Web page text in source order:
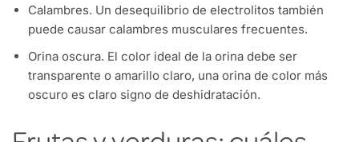
Calambres. Un desequilibrio de electrolitos también
puede causar calambres musculares frecuentes.
Orina oscura. El color ideal de la orina debe ser
transparente o amarillo claro, una orina de color más
oscuro es claro signo de deshidratación.